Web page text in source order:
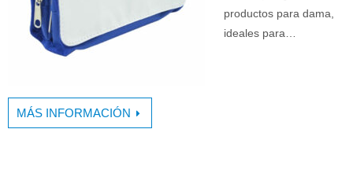
productos para dama,
ideales para…
MÁS INFORMACIÓN